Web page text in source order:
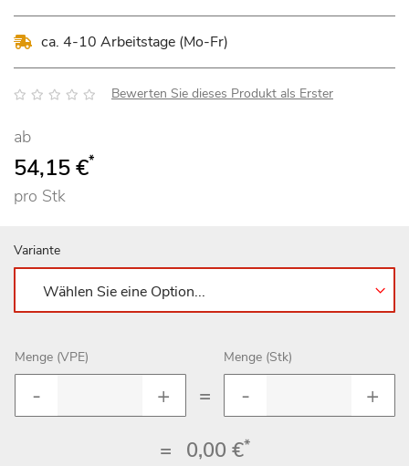
ca. 4-10 Arbeitstage (Mo-Fr)
Bewertung: Bewerten Sie dieses Produkt als Erster
ab
54,15 €*
pro Stk
Variante
Menge (VPE)
=
Menge (Stk)
= 0,00 €*